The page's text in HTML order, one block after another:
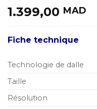
1.399,00 MAD
Fiche technique
Technologie de dalle
Taille
Résolution